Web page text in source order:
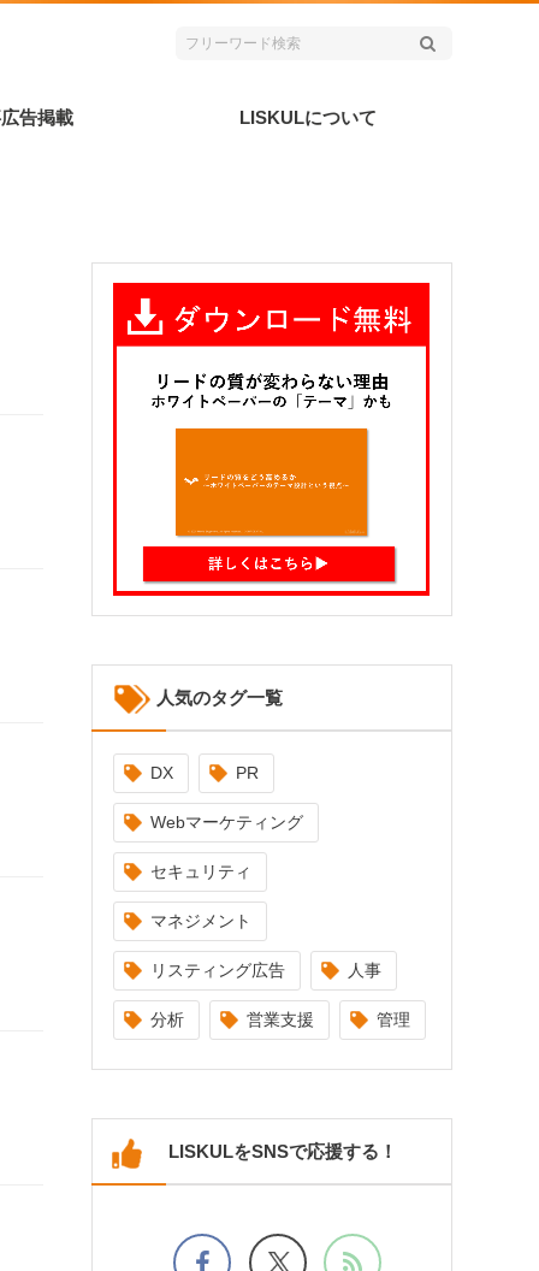
告掲載 LISKULについて
人気のタグ一覧
DX PR
Webマーケティング
セキュリティ
マネジメント
リスティング広告 人事
分析 営業支援 管理
LISKULをSNSで応援する！